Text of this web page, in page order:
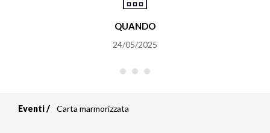
QUANDO
24/05/2025
Eventi Carta marmorizzata